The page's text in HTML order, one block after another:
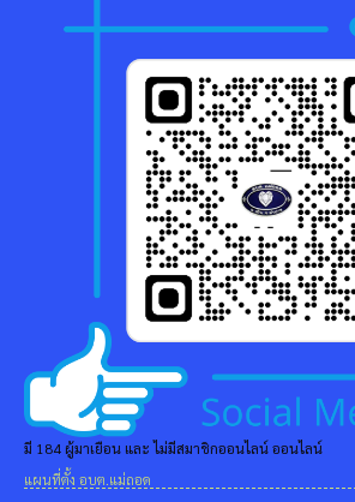
มี 184 ผู้มาเยือน และ ไม่มีสมาชิกออนไลน์ ออนไลน์
แผนที่ตั้ง อบต.แม่ถอด